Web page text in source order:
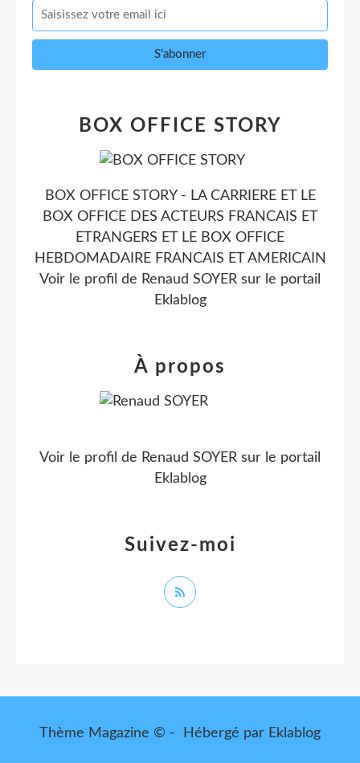
BOX OFFICE STORY
BOX OFFICE STORY - LA CARRIERE ET LE
BOX OFFICE DES ACTEURS FRANCAIS ET
ETRANGERS ET LE BOX OFFICE
HEBDOMADAIRE FRANCAIS ET AMERICAIN
Voir le profil de Renaud SOYER sur le portail
Eklablog
Suivez-moi
À propos
Voir le profil de Renaud SOYER sur le portail
Eklablog
Thème Magazine © - Hébergé par Eklablog